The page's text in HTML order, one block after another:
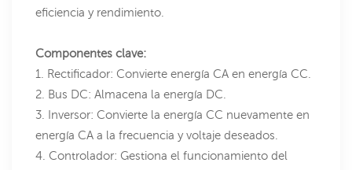
eficiencia y rendimiento.
Componentes clave:
1. Rectificador: Convierte energía CA en energía CC.
2. Bus DC: Almacena la energía DC.
3. Inversor: Convierte la energía CC nuevamente en
energía CA a la frecuencia y voltaje deseados.
4. Controlador: Gestiona el funcionamiento del